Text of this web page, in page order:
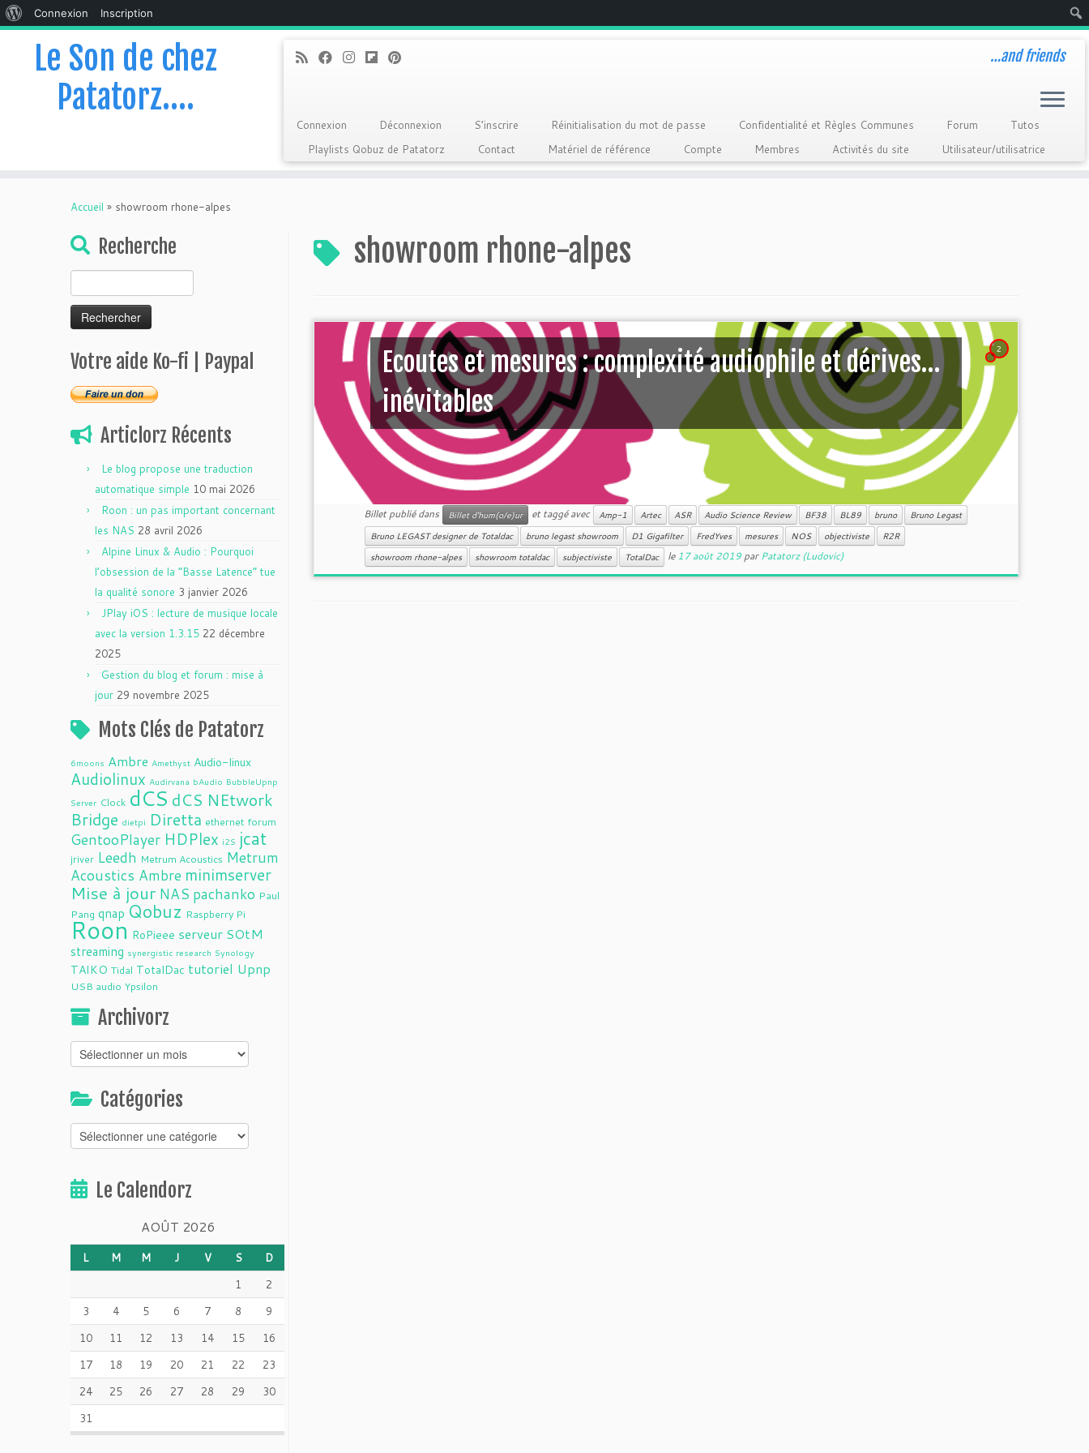
WordPress
Connexion
Inscription
Le Son de chez
Patatorz….
…and friends
Connexion Déconnexion S’inscrire Réinitialisation du mot de passe Confidentialité et Règles Communes Forum
Tutos
Playlists Qobuz de Patatorz
Contact Matériel de référence Compte Membres Activités du site Utilisateur/utilisatrice
Accueil » showroom rhone-alpes
Recherche
Votre aide Ko-fi | Paypal
Articlorz Récents
Le blog propose une traduction
automatique simple 10 mai 2026
Roon : un pas important concernant
les NAS 28 avril 2026
Alpine Linux & Audio : Pourquoi
l’obsession de la “Basse Latence” tue
la qualité sonore 3 janvier 2026
JPlay iOS : lecture de musique locale
avec la version 1.3.15 22 décembre
2025
Gestion du blog et forum : mise à
jour 29 novembre 2025
Mots Clés de Patatorz
6moons Ambre Amethyst Audio-linux
Audiolinux Audirvana bAudio BubbleUpnp
Server Clock dCS dCS NEtwork
Bridge dietpi Diretta ethernet forum
GentooPlayer HDPlex i2S jcat
jriver Leedh Metrum Acoustics Metrum
Acoustics Ambre minimserver
Mise à jour NAS pachanko Paul
Pang qnap Qobuz Raspberry Pi
Roon RoPieee serveur SOtM
streaming synergistic research Synology
TAIKO Tidal TotalDac tutoriel Upnp
USB audio Ypsilon
Archivorz
Archivorz
Catégories
Catégories
Le Calendorz
AOÛT 2026
L M M J V S
D
1
2
3
4 5 6 7 8
9
10
11 12 13 14 15
16
17
18 19 20 21 22
23
24
25 26 27 28 29
30
31
showroom rhone-alpes
2
Ecoutes et mesures : complexité audiophile et dérives…
inévitables
Billet publié dans Billet d'hum(o/e)ur et taggé avec Amp-1 Artec ASR Audio Science Review BF38 BL89 bruno
Bruno Legast
Bruno LEGAST designer de Totaldac
bruno legast showroom D1 Gigafilter FredYves mesures NOS objectiviste
R2R
showroom rhone-alpes
showroom totaldac subjectiviste TotalDac le17 août 2019 parPatatorz (Ludovic)